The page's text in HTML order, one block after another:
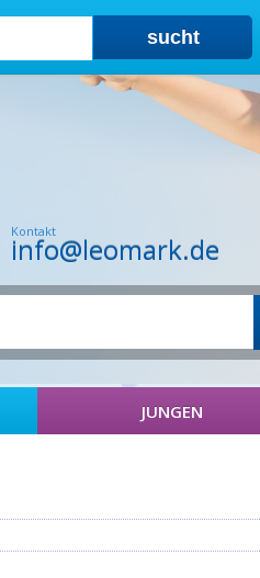
sucht
Impressum
Kontakt
info@leomark.de
JUNGEN